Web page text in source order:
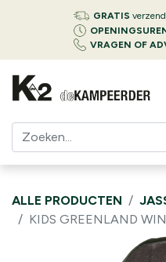
GRATIS
VRAGEN OF
ALLE PRODUCTEN
KIDS GREENLAND